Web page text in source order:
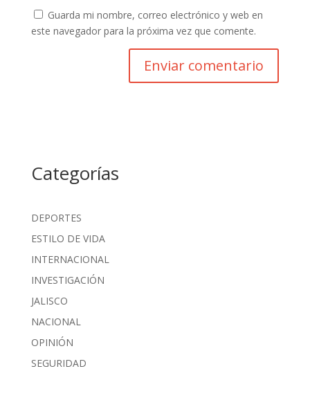
Guarda mi nombre, correo electrónico y web en
este navegador para la próxima vez que comente.
Categorías
DEPORTES
ESTILO DE VIDA
INTERNACIONAL
INVESTIGACIÓN
JALISCO
NACIONAL
OPINIÓN
SEGURIDAD